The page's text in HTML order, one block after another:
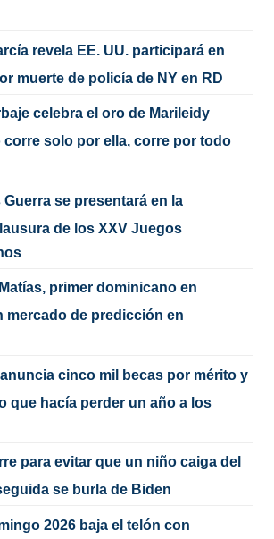
revela EE. UU. participará en
muerte de policía de NY en RD
celebra el oro de Marileidy
corre solo por ella, corre por todo
se presentará en la
de los XXV Juegos
primer dominicano en
mercado de predicción en
cinco mil becas por mérito y
que hacía perder un año a los
para evitar que un niño caiga del
se burla de Biden
2026 baja el telón con